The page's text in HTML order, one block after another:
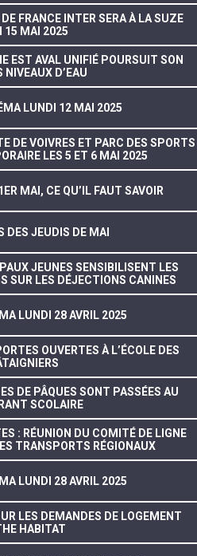
FRANCE INTER SERA À LA SUZE
15 MAI 2025
EST AVAL UNIFIÉ POURSUIT SON
NIVEAUX D’EAU
LUNDI 12 MAI 2025
DE VOIVRES ET PARC DES SPORTS
LES 5 ET 6 MAI 2025
MAI, CE QU’IL FAUT SAVOIR
DES JEUDIS DE MAI
JEUNES SENSIBILISENT LES
SUR LES DÉJECTIONS CANINES
LUNDI 28 AVRIL 2025
OUVERTES À L’ÉCOLE DES
DE PÂQUES SONT PASSÉES AU
SCOLAIRE
: RÉUNION DU COMITÉ DE LIGNE
TRANSPORTS RÉGIONAUX
LUNDI 28 AVRIL 2025
LES DEMANDES DE LOGEMENT
HABITAT